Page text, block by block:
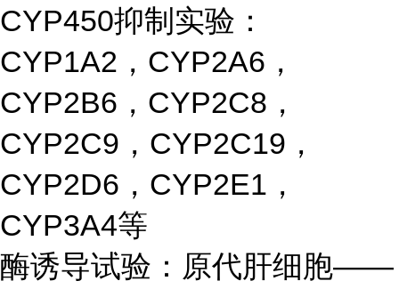
CYP450抑制实验：
CYP1A2，CYP2A6，
CYP2B6，CYP2C8，
CYP2C9，CYP2C19，
CYP2D6，CYP2E1，
CYP3A4等
酶诱导试验：原代肝细胞——